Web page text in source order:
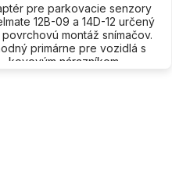
pre parkovacie senzory
12B-09 a 14D-12 určený
montáž snímačov.
primárne pre vozidlá s
kovovým nárazníkom.